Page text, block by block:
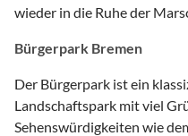
wieder in die Ruhe der
Bürgerpark Bremen
Der Bürgerpark ist ein
Landschaftspark mit viel
Sehenswürdigkeiten wie